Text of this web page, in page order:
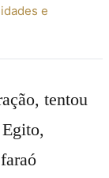
e
tentou